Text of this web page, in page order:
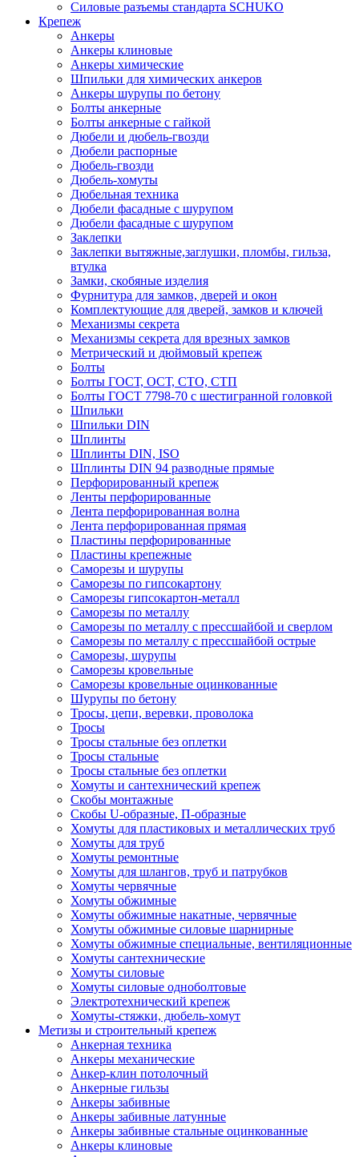
Силовые разъемы стандарта SCHUKO
Крепеж
Анкеры
Анкеры клиновые
Анкеры химические
Шпильки для химических анкеров
Анкеры шурупы по бетону
Болты анкерные
Болты анкерные с гайкой
Дюбели и дюбель-гвозди
Дюбели распорные
Дюбель-гвозди
Дюбель-хомуты
Дюбельная техника
Дюбели фасадные с шурупом
Дюбели фасадные с шурупом
Заклепки
Заклепки вытяжные,заглушки, пломбы, гильза,
втулка
Замки, скобяные изделия
Фурнитура для замков, дверей и окон
Комплектующие для дверей, замков и ключей
Механизмы секрета
Механизмы секрета для врезных замков
Метрический и дюймовый крепеж
Болты
Болты ГОСТ, ОСТ, СТО, СТП
Болты ГОСТ 7798-70 с шестигранной головкой
Шпильки
Шпильки DIN
Шплинты
Шплинты DIN, ISO
Шплинты DIN 94 разводные прямые
Перфорированный крепеж
Ленты перфорированные
Лента перфорированная волна
Лента перфорированная прямая
Пластины перфорированные
Пластины крепежные
Саморезы и шурупы
Саморезы по гипсокартону
Саморезы гипсокартон-металл
Саморезы по металлу
Саморезы по металлу с прессшайбой и сверлом
Саморезы по металлу с прессшайбой острые
Саморезы, шурупы
Саморезы кровельные
Саморезы кровельные оцинкованные
Шурупы по бетону
Тросы, цепи, веревки, проволока
Тросы
Тросы стальные без оплетки
Тросы стальные
Тросы стальные без оплетки
Хомуты и сантехнический крепеж
Скобы монтажные
Скобы U-образные, П-образные
Хомуты для пластиковых и металлических труб
Хомуты для труб
Хомуты ремонтные
Хомуты для шлангов, труб и патрубков
Хомуты червячные
Хомуты обжимные
Хомуты обжимные накатные, червячные
Хомуты обжимные силовые шарнирные
Хомуты обжимные специальные, вентиляционные
Хомуты сантехнические
Хомуты силовые
Хомуты силовые одноболтовые
Электротехнический крепеж
Хомуты-стяжки, дюбель-хомут
Метизы и строительный крепеж
Анкерная техника
Анкеры механические
Анкер-клин потолочный
Анкерные гильзы
Анкеры забивные
Анкеры забивные латунные
Анкеры забивные стальные оцинкованные
Анкеры клиновые